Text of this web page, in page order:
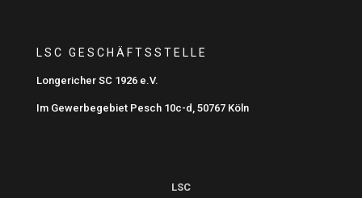
LSC GESCHÄFTSSTELLE
Longericher SC 1926 e.V.
Im Gewerbegebiet Pesch 10c-d, 50767 Köln
LSC